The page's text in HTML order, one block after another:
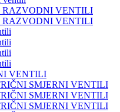
RAZVODNI VENTILI
RAZVODNI VENTILI
VENTILI
SMJERNI VENTILI
SMJERNI VENTILI
SMJERNI VENTILI